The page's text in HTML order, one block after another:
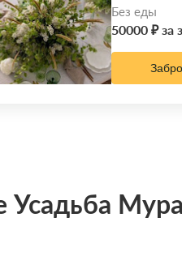
Без еды
50000 ₽ за
Усадьба